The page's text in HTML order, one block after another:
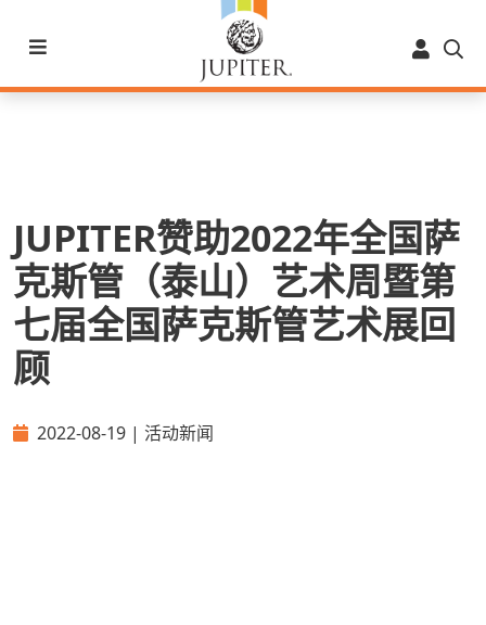
JUPITER赞助2022年全国萨
克斯管（泰山）艺术周暨第
七届全国萨克斯管艺术展回
顾
2022-08-19 | 活动新闻